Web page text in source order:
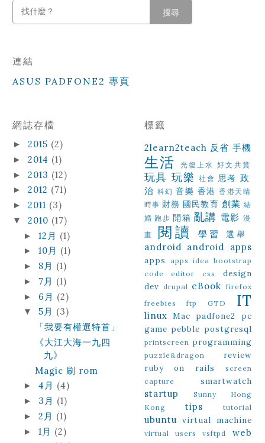
搜尋
連結
ASUS PADFONE2 專頁
網誌存檔
►2015 (2)
►2014 (1)
►2013 (12)
►2012 (71)
►2011 (3)
▼2010 (17)
►12月 (1)
►10月 (1)
► 8月 (1)
► 7月 (1)
► 6月 (2)
▼5月 (3)
「我要有權選特首」
《大江大海一九四
九》
Magic 刷 rom
►4月 (4)
► 3月 (1)
►2月 (1)
►1月 (2)
標籤
2learn2teach 反省 手機
生活 光復上水 好文共賞
玩具 玩樂 社會 思考 政
治 科幻 音樂 香港 香港天晴
時事 財務 國民教育 創業 結
婚 跑步 開箱 亂講 電影 漫
畫
閱讀 學習 選舉
android android apps
apps apps idea bootstrap
code editor
css
design
dev drupal eBook firefox
freebies
ftp GTD IT
linux Mac padfone2
pc
game pebble postgresql
printscreen programming
puzzle&dragon
review
ruby on rails
screen
capture
smartwatch
startup
Sunny Hong
Kong
tips tutorial
ubuntu virtual machine
virtual users vsftpd web